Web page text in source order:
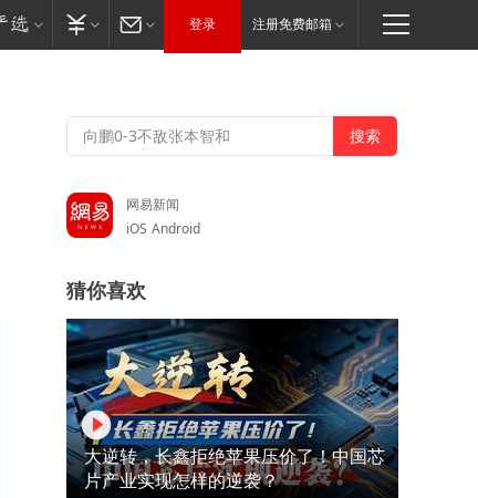
登录 注册免费邮箱
网易新闻
iOS Android
猜你喜欢
大逆转，长鑫拒绝苹果压价了！中国芯
片产业实现怎样的逆袭？